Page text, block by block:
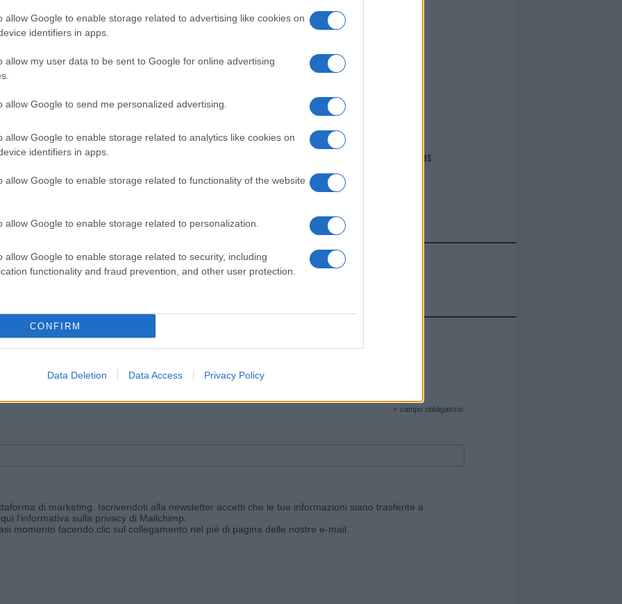
allow Google to enable storage related to advertising like cookies on
identifiers in apps.
allow my user data to be sent to Google for online advertising
allow Google to send me personalized advertising.
allow Google to enable storage related to analytics like cookies on
identifiers in apps.
allow Google to enable storage related to functionality of the website
allow Google to enable storage related to personalization.
allow Google to enable storage related to security, including
functionality and fraud prevention, and other user protection.
CONFIRM
Data Deletion Data Access Privacy Policy
news da
Prossimo articolo
I nostri cari
Giovannimaria Cabras
Invia un Comunicato Stampa|Pubblicità|Segnala
e ricevi le nostre email periodiche contenenti le ultime notizie pubblicate sul sito web!
* campo obbligatorio
di marketing. Iscrivendoti alla newsletter accetti che le tue informazioni siano trasferite a
l'informativa sulla privacy di Mailchimp
momento facendo clic sul collegamento nel piè di pagina delle nostre e-mail.